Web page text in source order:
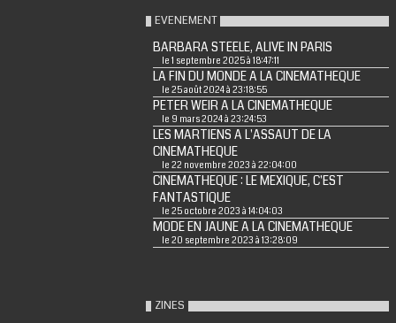
EVENEMENT
BARBARA STEELE, ALIVE IN PARIS
le 1 septembre 2025 à 18:47:11
LA FIN DU MONDE A LA CINEMATHEQUE
le 25 août 2024 à 23:18:55
PETER WEIR A LA CINEMATHEQUE
le 9 mars 2024 à 23:24:53
LES MARTIENS A L'ASSAUT DE LA
CINEMATHEQUE
le 22 novembre 2023 à 22:04:00
CINEMATHEQUE : LE MEXIQUE, C'EST
FANTASTIQUE
le 25 octobre 2023 à 14:04:03
MODE EN JAUNE A LA CINEMATHEQUE
le 20 septembre 2023 à 13:28:09
ZINES